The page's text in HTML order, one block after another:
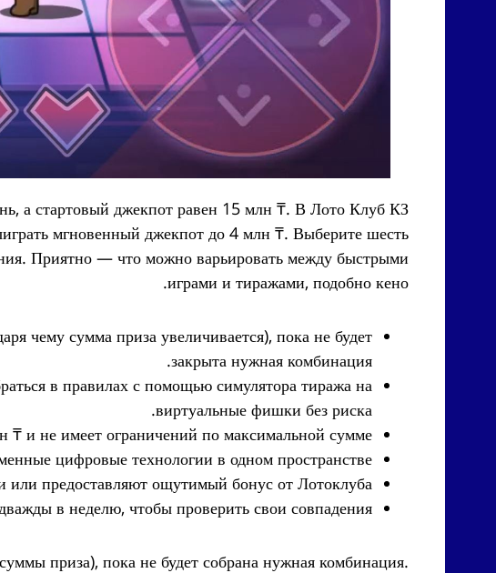
а стартовый джекпот равен 15 млн ₸. В Лото Клуб КЗ
мгновенный джекпот до 4 млн ₸. Выберите шесть
Приятно — что можно варьировать между быстрыми
играми и тиражами, подобно кено.
чему сумма приза увеличивается), пока не будет
закрыта нужная комбинация.
в правилах с помощью симулятора тиража на
виртуальные фишки без риска.
и не имеет ограничений по максимальной сумме.
цифровые технологии в одном пространстве.
или предоставляют ощутимый бонус от Лотоклуба.
в неделю, чтобы проверить свои совпадения.
приза), пока не будет собрана нужная комбинация.